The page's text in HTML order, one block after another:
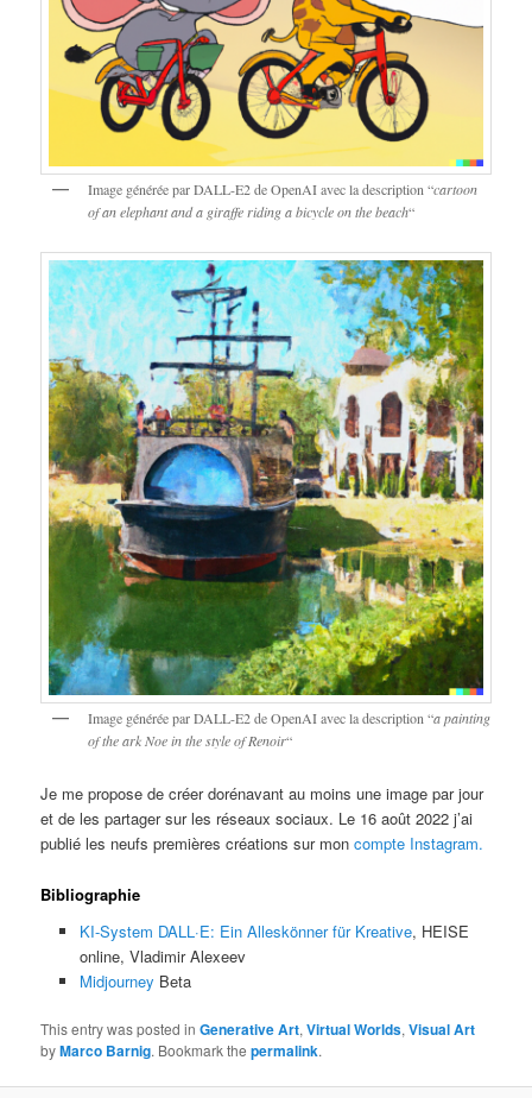
Image générée par DALL-E2 de OpenAI avec la description “cartoon
of an elephant and a giraffe riding a bicycle on the beach“
Image générée par DALL-E2 de OpenAI avec la description “a painting
of the ark Noe in the style of Renoir“
Je me propose de créer dorénavant au moins une image par jour
et de les partager sur les réseaux sociaux. Le 16 août 2022 j’ai
publié les neufs premières créations sur moncompte Instagram.
Bibliographie
KI-System DALL·E: Ein Alleskönner für Kreative, HEISE
online, Vladimir Alexeev
Midjourney Beta
This entry was posted inGenerative Art,Virtual Worlds,Visual Art
byMarco Barnig. Bookmark thepermalink.